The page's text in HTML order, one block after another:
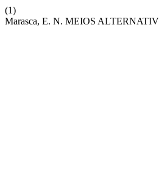
(1)
Marasca, E. N. MEIOS